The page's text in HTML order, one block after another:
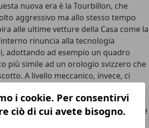
i cookie. Per consentirvi
ciò di cui avete bisogno.
nuova era è la Tourbillon, che
aggressivo ma allo stesso tempo
alle ultime vetture della Casa come la
rinuncia alla tecnologia
adottando ad esempio un quadro
più simile ad un orologio svizzero che
A livello meccanico, invece, ci
ci sono due motori elettrici da 335 CV
c’è un terzo motore elettrico, sempre
doppia frizione a 8 rapporti e